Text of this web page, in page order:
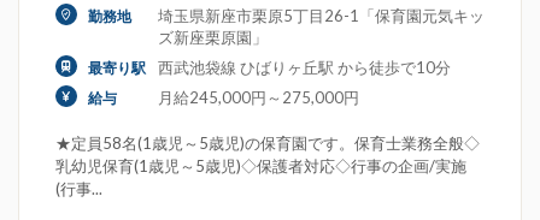
勤務地
埼玉県新座市栗原5丁目26-1「保育園元気キッ
ズ新座栗原園」
最寄り駅 西武池袋線 ひばりヶ丘駅 から徒歩で10分
給与 月給245,000円～275,000円
★定員58名(1歳児～5歳児)の保育園です。保育士業務全般◇
乳幼児保育(1歳児～5歳児)◇保護者対応◇行事の企画/実施
(行事...